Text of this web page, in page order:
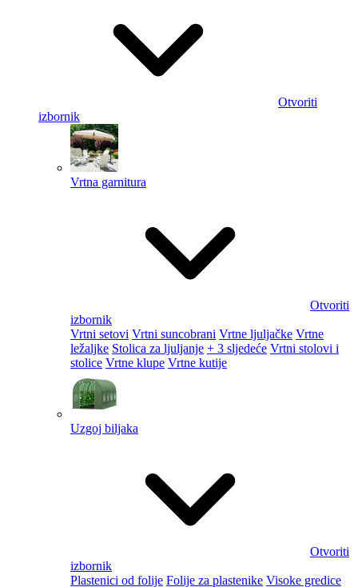
Otvoriti
izbornik
Vrtna garnitura
Otvoriti
izbornik
Vrtni setovi Vrtni suncobrani Vrtne ljuljačke Vrtne
ležaljke Stolica za ljuljanje + 3 sljedeće Vrtni stolovi i
stolice Vrtne klupe Vrtne kutije
Uzgoj biljaka
Otvoriti
izbornik
Plastenici od folije Folije za plastenike Visoke gredice